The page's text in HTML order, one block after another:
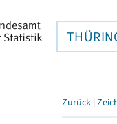
Zurück |